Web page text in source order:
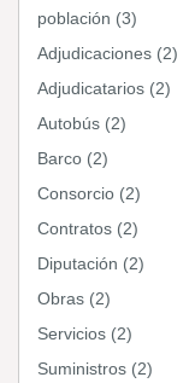
población (3)
Adjudicaciones (2)
Adjudicatarios (2)
Autobús (2)
Barco (2)
Consorcio (2)
Contratos (2)
Diputación (2)
Obras (2)
Servicios (2)
Suministros (2)